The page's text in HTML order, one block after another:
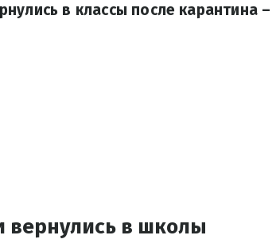
в классы после карантина –
вернулись в школы